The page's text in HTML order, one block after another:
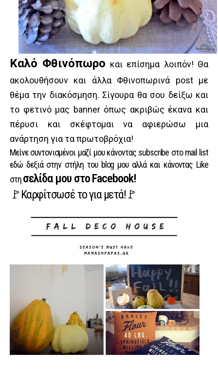
Καλό Φθινόπωρο και επίσημα λοιπόν! Θα
ακολουθήσουν και άλλα Φθινοπωρινά post με
θέμα την διακόσμηση. Σίγουρα θα σου δείξω και
το φετινό μας banner όπως ακριβώς έκανα και
πέρυσι και σκέφτομαι να αφιερώσω μια
ανάρτηση για τα πρωτοβρόχια!
Μείνε συντονισμένοι μαζί μου κάνοντας subscribe στο mail list
εδώ δεξιά στην στήλη του blog μου αλλά και κάνοντας Like
στησελίδα μου στο Facebook!
🚩Καρφίτσωσέ το για μετά!🚩